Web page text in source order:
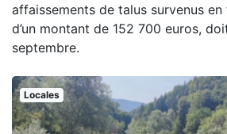
affaissements de talus survenus en
d’un montant de 152 700 euros,
septembre.
Locales